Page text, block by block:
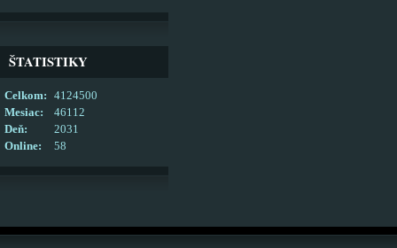
ŠTATISTIKY
Online: 58
Celkom:
4124500
Mesiac:
46112
Deň:
2031